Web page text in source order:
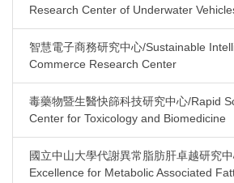
Research Center of Underwater
智慧電子商務研究中心/Sustainable
Commerce Research Center
毒藥物暨生醫快篩科技研究中心/Rapid
Center for Toxicology and Biomedicine
國立中山大學代謝異常脂肪肝卓越研究
Excellence for Metabolic Associated